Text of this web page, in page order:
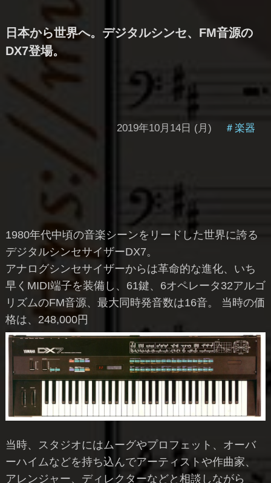
日本から世界へ。デジタルシンセ、FM音源の
DX7登場。
2019年10月14日 (月) ＃楽器
1980年代中頃の音楽シーンをリードした世界に誇る
デジタルシンセサイザーDX7。
アナログシンセサイザーからは革命的な進化、いち
早くMIDI端子を装備し、61鍵、6オペレータ32アルゴ
リズムのFM音源、最大同時発音数は16音。 当時の価
格は、248,000円
当時、スタジオにはムーグやプロフェット、オーバ
ーハイムなどを持ち込んでアーティストや作曲家、
アレンジャー、ディレクターなどと相談しながら